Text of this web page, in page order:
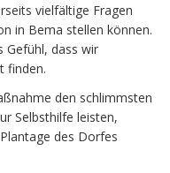
vielfältige Fragen
in Bema stellen können.
Gefühl, dass wir
finden.
den schlimmsten
Selbsthilfe leisten,
des Dorfes